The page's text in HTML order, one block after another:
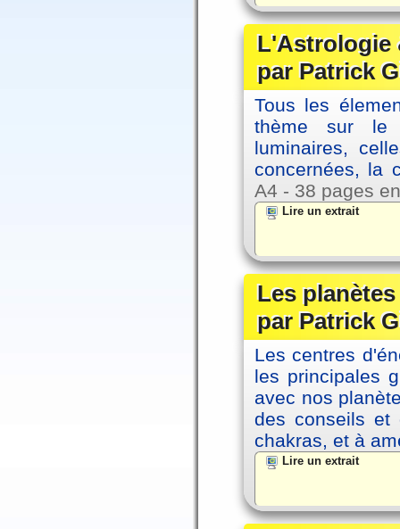
L'Astrologie
par Patrick
Tous les
thème sur le
luminaires,
concernées, la
A4 - 38 pages
Lire un extrait
Les
par Patrick
Les centres
les principales
avec nos
des conseils et
chakras, et à
Lire un extrait